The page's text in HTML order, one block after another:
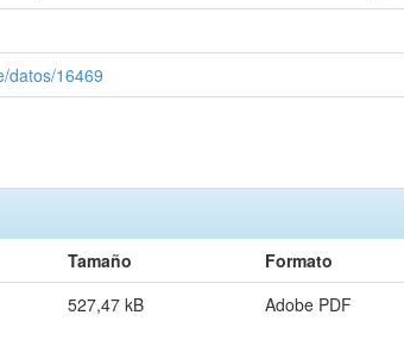
datos/16469
Tamaño
Formato
527,47 kB Adobe PDF